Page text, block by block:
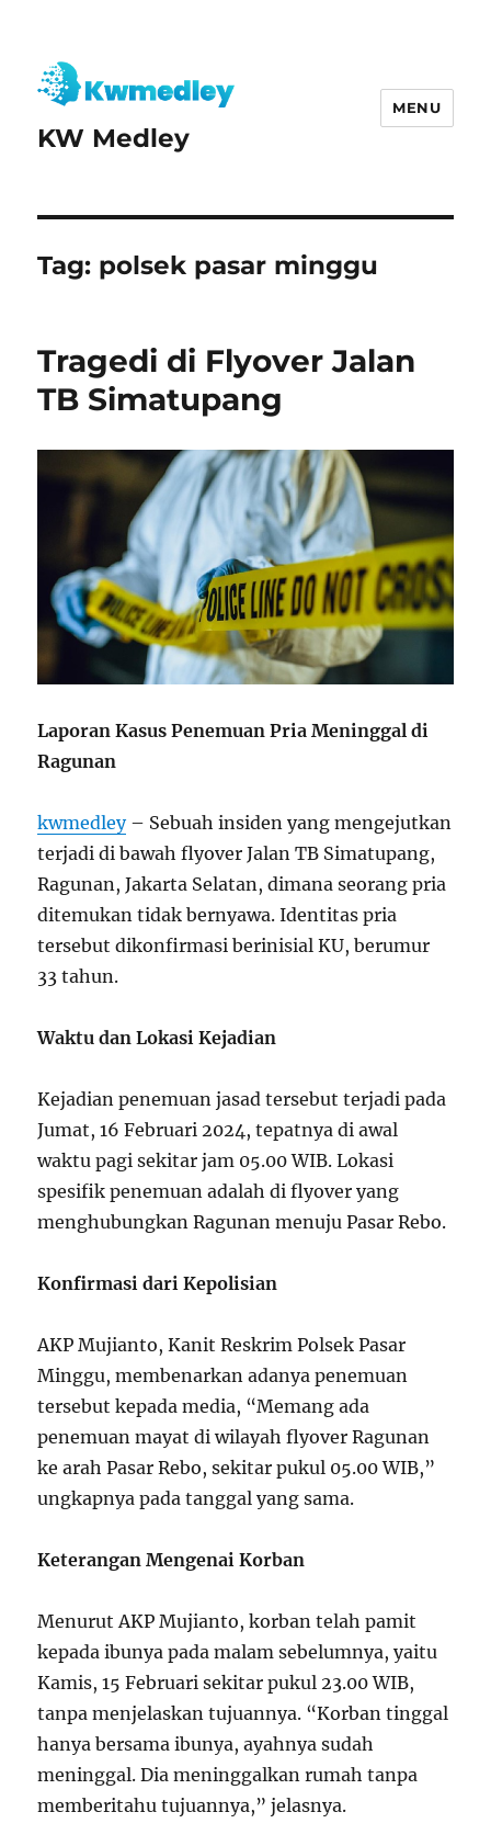
KW Medley
MENU
Tag: polsek pasar minggu
Tragedi di Flyover Jalan
TB Simatupang
Laporan Kasus Penemuan Pria Meninggal di
Ragunan
kwmedley– Sebuah insiden yang mengejutkan
terjadi di bawah flyover Jalan TB Simatupang,
Ragunan, Jakarta Selatan, dimana seorang pria
ditemukan tidak bernyawa. Identitas pria
tersebut dikonfirmasi berinisial KU, berumur
33 tahun.
Waktu dan Lokasi Kejadian
Kejadian penemuan jasad tersebut terjadi pada
Jumat, 16 Februari 2024, tepatnya di awal
waktu pagi sekitar jam 05.00 WIB. Lokasi
spesifik penemuan adalah di flyover yang
menghubungkan Ragunan menuju Pasar Rebo.
Konfirmasi dari Kepolisian
AKP Mujianto, Kanit Reskrim Polsek Pasar
Minggu, membenarkan adanya penemuan
tersebut kepada media, “Memang ada
penemuan mayat di wilayah flyover Ragunan
ke arah Pasar Rebo, sekitar pukul 05.00 WIB,”
ungkapnya pada tanggal yang sama.
Keterangan Mengenai Korban
Menurut AKP Mujianto, korban telah pamit
kepada ibunya pada malam sebelumnya, yaitu
Kamis, 15 Februari sekitar pukul 23.00 WIB,
tanpa menjelaskan tujuannya. “Korban tinggal
hanya bersama ibunya, ayahnya sudah
meninggal. Dia meninggalkan rumah tanpa
memberitahu tujuannya,” jelasnya.